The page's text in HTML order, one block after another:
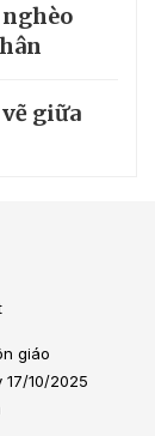
giữa
giáo
17/10/2025